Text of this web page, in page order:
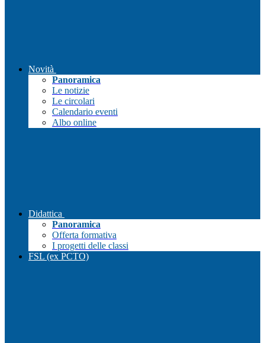
Novità
Panoramica
Le notizie
Le circolari
Calendario eventi
Albo online
Didattica
Panoramica
Offerta formativa
I progetti delle classi
FSL (ex PCTO)